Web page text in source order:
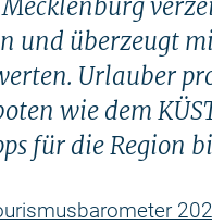
Mecklenburg
und überzeugt
Urlauber
wie dem
für die Region